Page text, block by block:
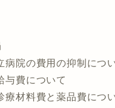
院の費用の抑制につ
与費について
療材料費と薬品費につ